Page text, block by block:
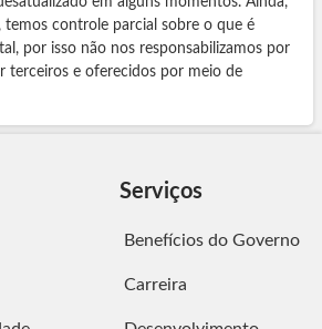
temos controle parcial sobre o que é
por isso não nos responsabilizamos por
terceiros e oferecidos por meio de
Serviços
Benefícios do Governo
Carreira